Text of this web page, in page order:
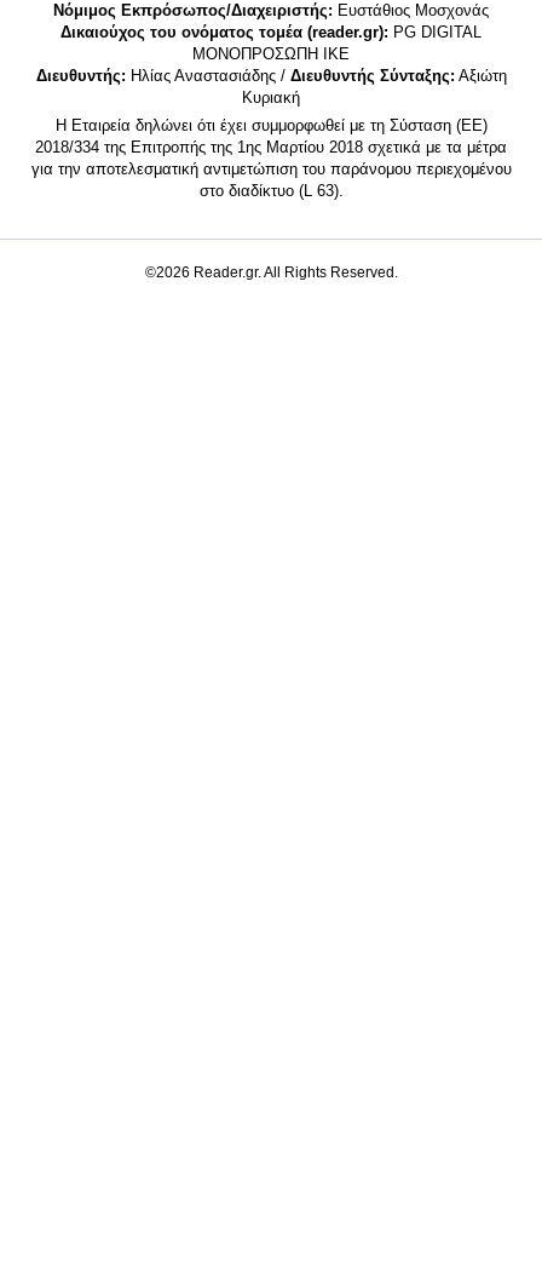
Νόμιμος Εκπρόσωπος/Διαχειριστής: Ευστάθιος Μοσχονάς
Δικαιούχος του ονόματος τομέα (reader.gr): PG DIGITAL
MONΟΠΡΟΣΩΠΗ ΙΚΕ
Διευθυντής: Ηλίας Αναστασιάδης / Διευθυντής Σύνταξης: Αξιώτη
Κυριακή
Η Εταιρεία δηλώνει ότι έχει συμμορφωθεί με τη Σύσταση (ΕΕ)
2018/334 της Επιτροπής της 1ης Μαρτίου 2018 σχετικά με τα μέτρα
για την αποτελεσματική αντιμετώπιση του παράνομου περιεχομένου
στο διαδίκτυο (L 63).
©2026 Reader.gr. All Rights Reserved.